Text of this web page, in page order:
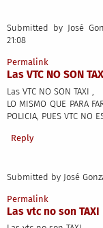
Submitted by José
21:08
Permalink
Las VTC NO SON
Las VTC NO SON TAXI ,
LO MISMO QUE PARA
POLICIA, PUES VTC NO
Reply
Submitted by José
Permalink
Las vtc no son TAXI